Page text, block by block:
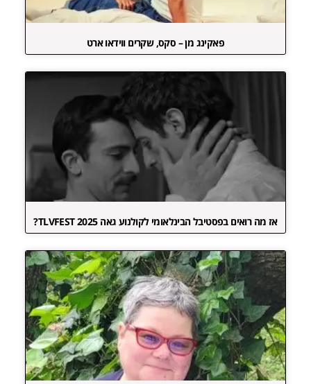
פאקינג מן – סקס, שקרים ווידאו ארט
אז מה רואים בפסטיבל הבינלאומי לקולנוע גאה TLVFEST 2025?